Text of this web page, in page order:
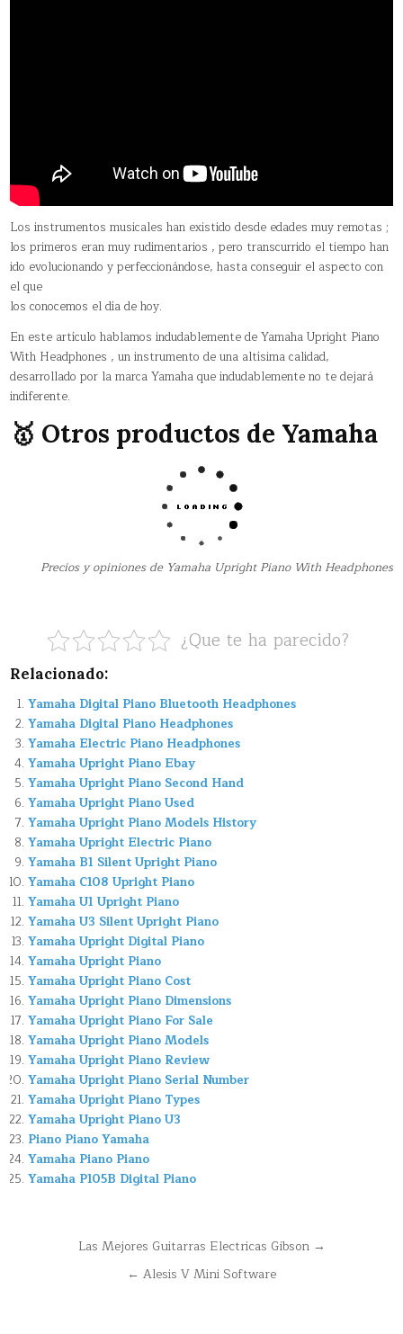
Los instrumentos musicales han existido desde edades muy remotas ;
los primeros eran muy rudimentarios , pero transcurrido el tiempo han
ido evolucionando y perfeccionándose, hasta conseguir el aspecto con
el que
los conocemos el día de hoy.
En este artículo hablamos indudablemente de Yamaha Upright Piano
With Headphones , un instrumento de una altísima calidad,
desarrollado por la marca Yamaha que indudablemente no te dejará
indiferente.
🥇 Otros productos de Yamaha
Precios y opiniones de Yamaha Upright Piano With Headphones
¿Que te ha parecido?
Relacionado:
Yamaha Digital Piano Bluetooth Headphones
Yamaha Digital Piano Headphones
Yamaha Electric Piano Headphones
Yamaha Upright Piano Ebay
Yamaha Upright Piano Second Hand
Yamaha Upright Piano Used
Yamaha Upright Piano Models History
Yamaha Upright Electric Piano
Yamaha B1 Silent Upright Piano
Yamaha C108 Upright Piano
Yamaha U1 Upright Piano
Yamaha U3 Silent Upright Piano
Yamaha Upright Digital Piano
Yamaha Upright Piano
Yamaha Upright Piano Cost
Yamaha Upright Piano Dimensions
Yamaha Upright Piano For Sale
Yamaha Upright Piano Models
Yamaha Upright Piano Review
Yamaha Upright Piano Serial Number
Yamaha Upright Piano Types
Yamaha Upright Piano U3
Piano Piano Yamaha
Yamaha Piano Piano
Yamaha P105B Digital Piano
Navegación
Las Mejores Guitarras Electricas Gibson →
← Alesis V Mini Software